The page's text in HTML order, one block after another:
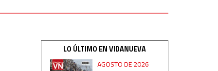
LO ÚLTIMO EN VIDANUEVA
AGOSTO DE 2026